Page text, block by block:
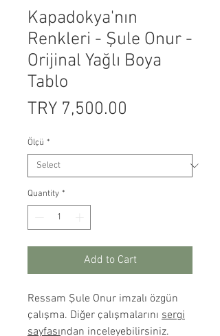
Kapadokya'nın
Renkleri - Şule Onur -
Orijinal Yağlı Boya
Tablo
TRY 7,500.00
Ölçü *
Quantity *
Add to Cart
Ressam Şule Onur imzalı özgün
çalışma. Diğer çalışmalarını sergi
sayfasından inceleyebilirsiniz.